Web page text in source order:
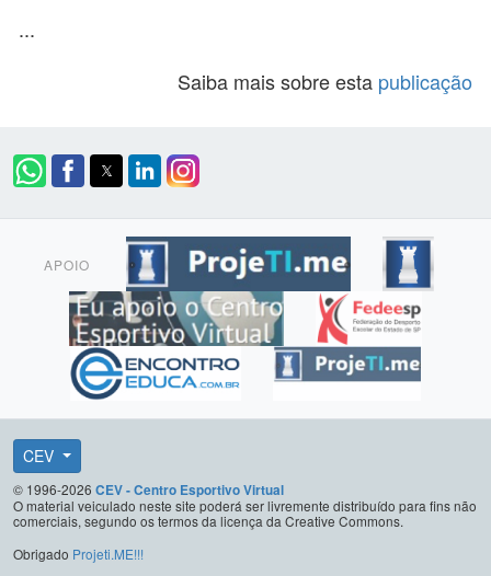
...
Saiba mais sobre esta publicação
APOIO
CEV
© 1996-2026 CEV - Centro Esportivo Virtual
O material veiculado neste site poderá ser livremente distribuído para fins não
comerciais, segundo os termos da licença da Creative Commons.
Obrigado Projeti.ME!!!